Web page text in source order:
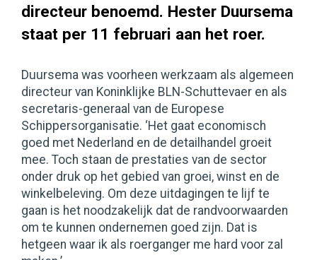
directeur benoemd. Hester Duursema
staat per 11 februari aan het roer.
Duursema was voorheen werkzaam als algemeen
directeur van Koninklijke BLN-Schuttevaer en als
secretaris-generaal van de Europese
Schippersorganisatie. ‘Het gaat economisch
goed met Nederland en de detailhandel groeit
mee. Toch staan de prestaties van de sector
onder druk op het gebied van groei, winst en de
winkelbeleving. Om deze uitdagingen te lijf te
gaan is het noodzakelijk dat de randvoorwaarden
om te kunnen ondernemen goed zijn. Dat is
hetgeen waar ik als roerganger me hard voor zal